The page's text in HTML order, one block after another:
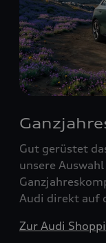
Gut gerüstet
unsere
Audi direkt auf
Zur Audi